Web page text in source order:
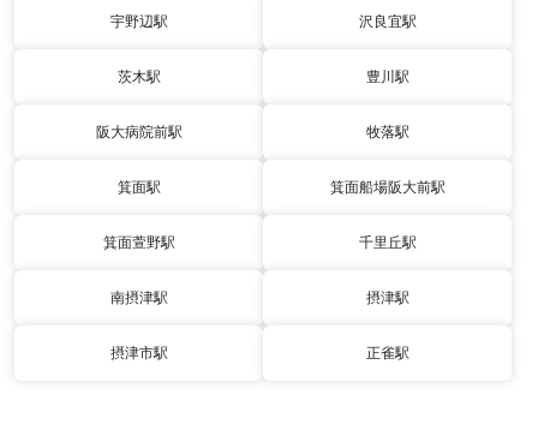
宇野辺駅 沢良宜駅
茨木駅 豊川駅
阪大病院前駅 牧落駅
箕面駅 箕面船場阪大前駅
箕面萱野駅 千里丘駅
南摂津駅 摂津駅
摂津市駅 正雀駅